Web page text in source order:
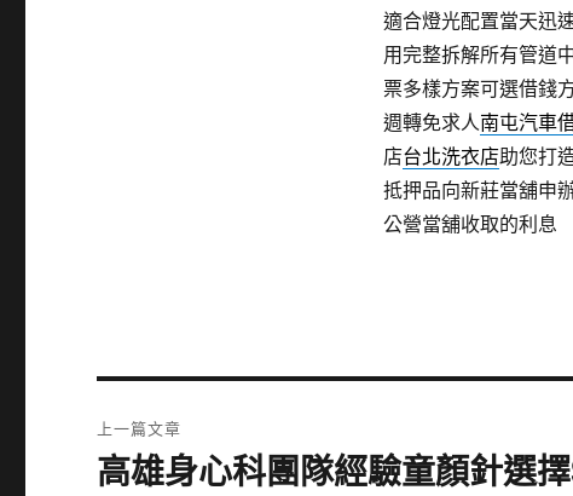
適合燈光配置當天迅
用完整拆解所有管道
票多樣方案可選借錢
週轉免求人南屯汽車
店台北洗衣店助您打
抵押品向新莊當舖申
公營當舖收取的利息
章
上一篇文章
上
高雄身心科團隊經驗童顏針選